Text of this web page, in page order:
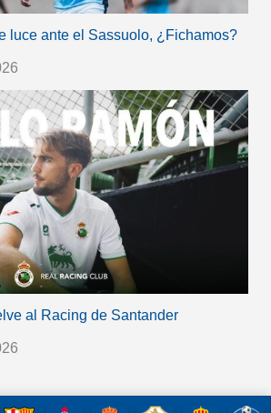
luce ante el Sassuolo, ¿Fichamos?
al Racing de Santander